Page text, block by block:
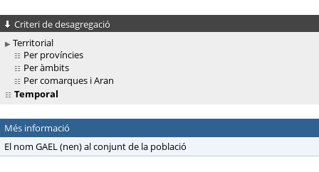
Criteri de desagregació
Territorial
Per províncies
Per àmbits
Per comarques i Aran
Temporal
Més informació
El nom GAEL (nen) al conjunt de la població